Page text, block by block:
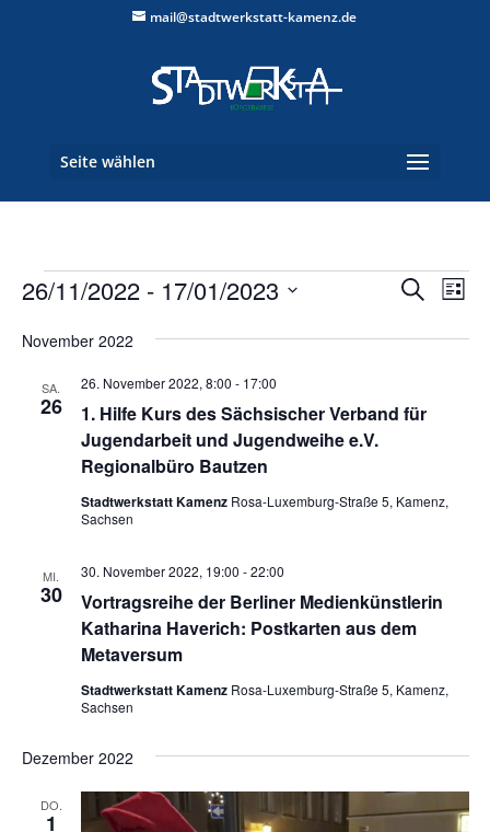
mail@stadtwerkstatt-kamenz.de
Seite wählen
Veranstaltungen
und
SucheListe
26/11/2022 - 17/01/2023
wählen.
November 2022
SA.
26
1. Hilfe Kurs des Sächsischer Verband für
Jugendarbeit und Jugendweihe e.V.
Regionalbüro Bautzen
26. November 2022, 8:00 - 17:00
Stadtwerkstatt Kamenz Rosa-Luxemburg-Straße 5, Kamenz,
Sachsen
MI.
30
Vortragsreihe der Berliner Medienkünstlerin
Katharina Haverich: Postkarten aus dem
Metaversum
30. November 2022, 19:00 -22:00
Stadtwerkstatt Kamenz Rosa-Luxemburg-Straße 5, Kamenz,
Sachsen
Dezember 2022
DO.
1